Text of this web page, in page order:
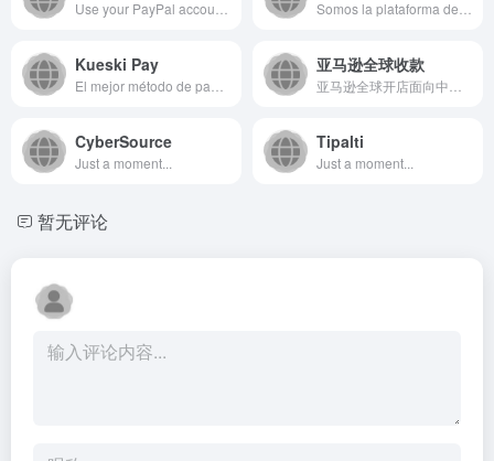
Kueski Pay 亚马逊全球收款
CyberSource
Just a moment...
Tipalti
Just a moment...
暂无评论